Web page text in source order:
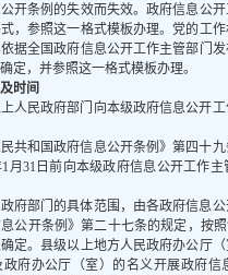
开条例的失效而失效。政府信息公
，参照这一格式模板办理。党的工
据全国政府信息公开工作主管部门
定，并参照这一格式模板办理。
时间
上人民政府部门向本级政府信息公开
共和国政府信息公开条例》第四十
月31日前向本级政府信息公开工作
府部门的具体范围，由各政府信息
公开条例》第二十七条的规定，按
定。县级以上地方人民政府办公厅
府办公厅（室）的名义开展政府信